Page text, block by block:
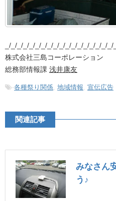
_/_/_/_/_/_/_/_/_/_/_/_/_/_/_/_/_/
株式会社三島コーポレーション
総務部情報課 浅井康友
-各種祭り関係 地域情報 宣伝広告
関連記事
みなさん
う♪